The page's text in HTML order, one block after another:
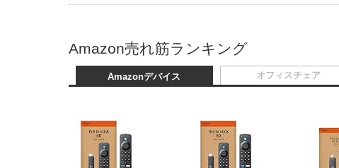
Amazon売れ筋ランキング
Amazonデバイス オフィスチェア